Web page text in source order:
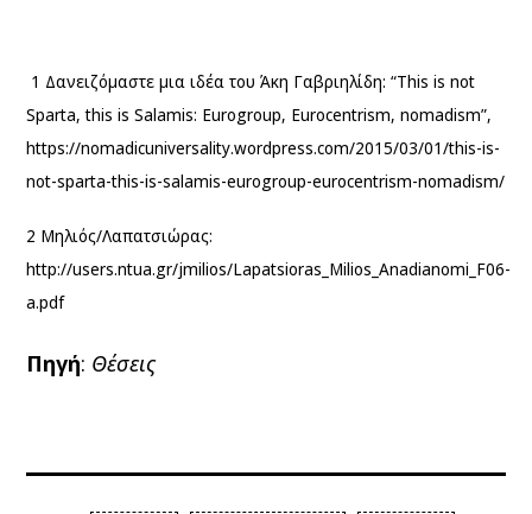
1 Δανειζόμαστε μια ιδέα του Άκη Γαβριηλίδη: “This is not
Sparta, this is Salamis: Eurogroup, Eurocentrism, nomadism”,
https://nomadicuniversality.wordpress.com/2015/03/01/this-is-
not-sparta-this-is-salamis-eurogroup-eurocentrism-nomadism/
2 Μηλιός/Λαπατσιώρας:
http://users.ntua.gr/jmilios/Lapatsioras_Milios_Anadianomi_F06-
a.pdf
Πηγή: Θέσεις